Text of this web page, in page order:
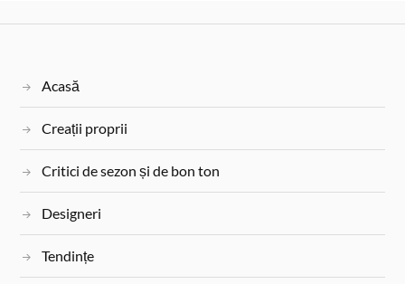
Acasă
Creații proprii
Critici de sezon și de bon ton
Designeri
Tendințe